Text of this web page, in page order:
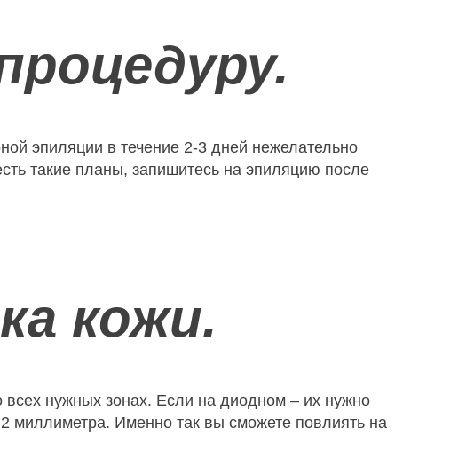
эпиляции в течение 2-3 дней нежелательно
такие планы, запишитесь на эпиляцию после
кожи.
нужных зонах. Если на диодном – их нужно
миллиметра. Именно так вы сможете повлиять на